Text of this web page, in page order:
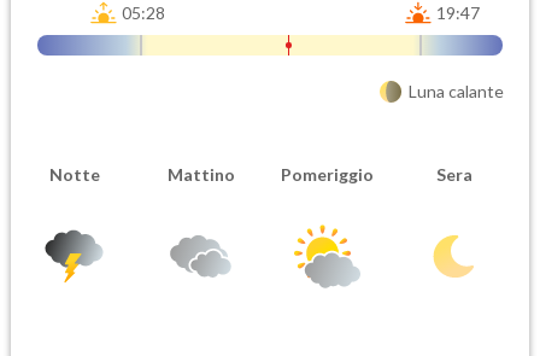
05:28 19:47
Luna calante
Notte Mattino Pomeriggio Sera